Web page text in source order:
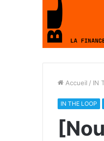
Accueil / IN
IN THE LOOP